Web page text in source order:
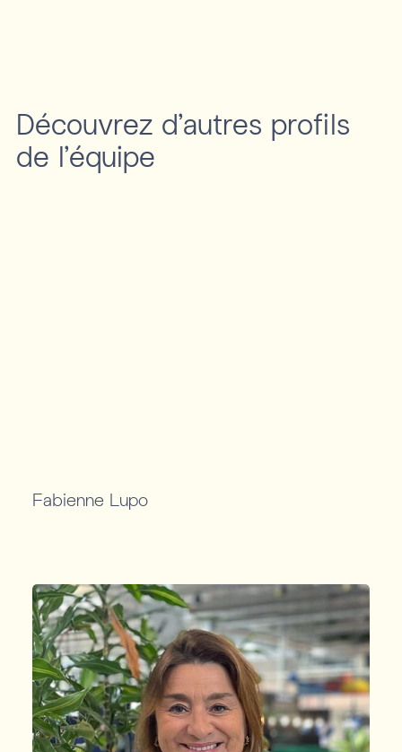
Découvrez d'autres profils
de l’équipe
Fabienne Lupo